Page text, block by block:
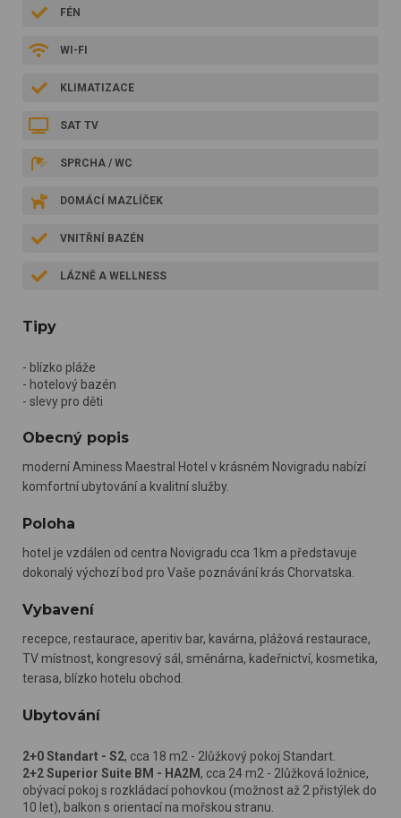
FÉN
WI-FI
KLIMATIZACE
SAT TV
SPRCHA / WC
DOMÁCÍ MAZLÍČEK
VNITŘNÍ BAZÉN
LÁZNĚ A WELLNESS
Tipy
- blízko pláže
- hotelový bazén
- slevy pro děti
Obecný popis
moderní Aminess Maestral Hotel v krásném Novigradu nabízí
komfortní ubytování a kvalitní služby.
Poloha
hotel je vzdálen od centra Novigradu cca 1km a představuje
dokonalý výchozí bod pro Vaše poznávání krás Chorvatska.
Vybavení
recepce, restaurace, aperitiv bar, kavárna, plážová restaurace,
TV místnost, kongresový sál, směnárna, kadeřnictví, kosmetika,
terasa, blízko hotelu obchod.
Ubytování
2+0 Standart - S2, cca 18 m2 - 2lůžkový pokoj Standart.
2+2 Superior Suite BM - HA2M , cca 24 m2 - 2lůžková ložnice,
obývací pokoj s rozkládací pohovkou (možnost až 2 přistýlek do
10 let), balkon s orientací na mořskou stranu.